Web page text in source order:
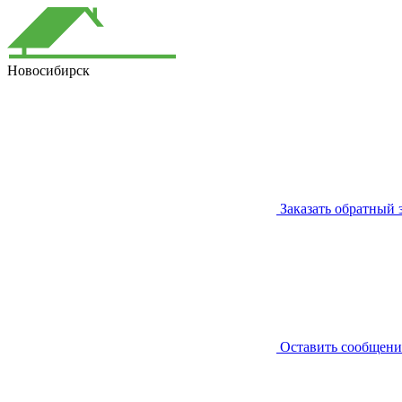
Новосибирск
Заказать обратный
Оставить